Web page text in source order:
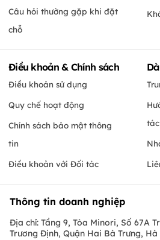
Câu hỏi thường gặp khi đặt
chỗ
Điều khoản & Chính sách
Điều khoản sử dụng
Quy chế hoạt động
Chính sách bảo mật thông
tin
Điều khoản với Đối tác
tác
Thông tin doanh nghiệp
Địa chỉ: Tầng 9, Tòa Minori, Số 67A
Trương Định, Quận Hai Bà Trưng, Hà